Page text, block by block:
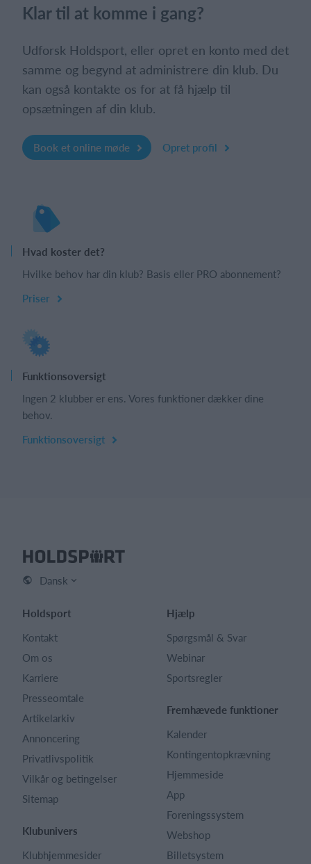
Klar til at komme i gang?
Udforsk Holdsport, eller opret en konto med det
samme og begynd at administrere din klub. Du
kan også kontakte os for at få hjælp til
opsætningen af din klub.
Book et online møde Opret profil
Hvad koster det?
Hvilke behov har din klub? Basis eller PRO abonnement?
Priser
Funktionsoversigt
Ingen 2 klubber er ens. Vores funktioner dækker dine
behov.
Funktionsoversigt
Dansk
Holdsport
Kontakt
Om os
Karriere
Presseomtale
Artikelarkiv
Annoncering
Privatlivspolitik
Vilkår og betingelser
Sitemap
Klubunivers
Klubhjemmesider
Hjælp
Spørgsmål & Svar
Webinar
Sportsregler
Fremhævede funktioner
Kalender
Kontingentopkrævning
Hjemmeside
App
Foreningssystem
Webshop
Billetsystem